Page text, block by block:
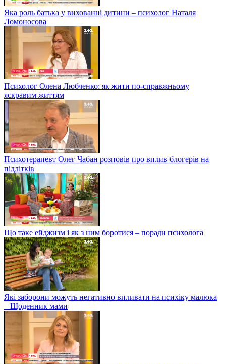
Яка роль батька у вихованні дитини – психолог Наталя
Ломоносова
Психолог Олена Любченко: як жити по-справжньому
яскравим життям
Психотерапевт Олег Чабан розповів про вплив блогерів на
підлітків
Що таке ейджизм і як з ним боротися – поради психолога
Які заборони можуть негативно впливати на психіку малюка
– Щоденник мами